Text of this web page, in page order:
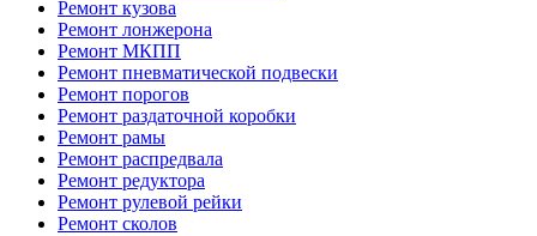
Ремонт кузова
Ремонт лонжерона
Ремонт МКПП
Ремонт пневматической подвески
Ремонт порогов
Ремонт раздаточной коробки
Ремонт рамы
Ремонт распредвала
Ремонт редуктора
Ремонт рулевой рейки
Ремонт сколов